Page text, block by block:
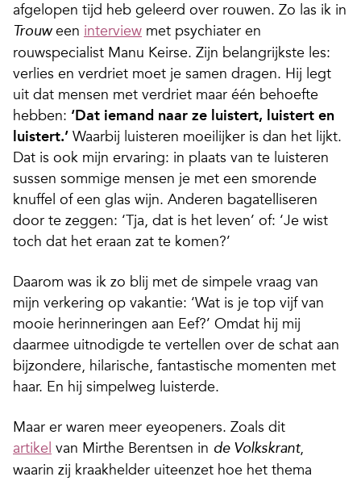
afgelopen tijd heb geleerd over rouwen. Zo las ik in
Trouween interview met psychiater en
rouwspecialist Manu Keirse. Zijn belangrijkste les:
verlies en verdriet moet je samen dragen. Hij legt
uit dat mensen met verdriet maar één behoefte
hebben: ‘Dat iemand naar ze luistert, luistert en
luistert.’ Waarbij luisteren moeilijker is dan het lijkt.
Dat is ook mijn ervaring: in plaats van te luisteren
sussen sommige mensen je met een smorende
knuffel of een glas wijn. Anderen bagatelliseren
door te zeggen: ‘Tja, dat is het leven’ of: ‘Je wist
toch dat het eraan zat te komen?’
Daarom was ik zo blij met de simpele vraag van
mijn verkering op vakantie: ‘Wat is je top vijf van
mooie herinneringen aan Eef?’ Omdat hij mij
daarmee uitnodigde te vertellen over de schat aan
bijzondere, hilarische, fantastische momenten met
haar. En hij simpelweg luisterde.
Maar er waren meer eyeopeners. Zoals dit
artikel van Mirthe Berentsen in de Volkskrant,
waarin zij kraakhelder uiteenzet hoe het thema